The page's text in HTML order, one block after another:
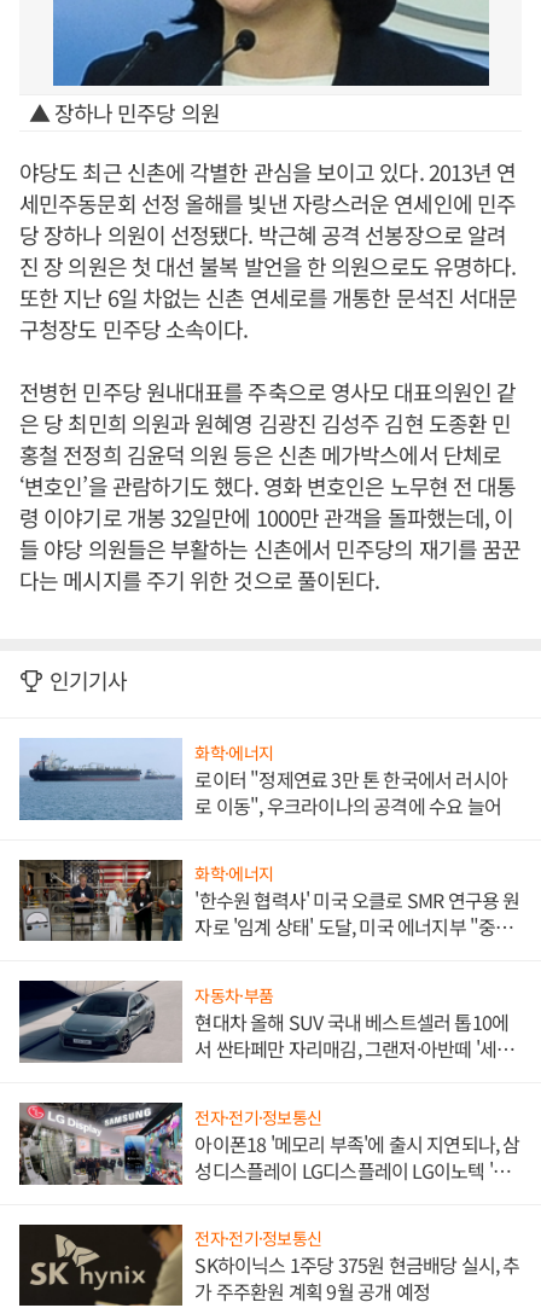
▲ 장하나 민주당 의원
야당도 최근 신촌에 각별한 관심을 보이고 있다. 2013년 연
세민주동문회 선정 올해를 빛낸 자랑스러운 연세인에 민주
당 장하나 의원이 선정됐다. 박근혜 공격 선봉장으로 알려
진 장 의원은 첫 대선 불복 발언을 한 의원으로도 유명하다.
또한 지난 6일 차없는 신촌 연세로를 개통한 문석진 서대문
구청장도 민주당 소속이다.
전병헌 민주당 원내대표를 주축으로 영사모 대표의원인 같
은 당 최민희 의원과 원혜영 김광진 김성주 김현 도종환 민
홍철 전정희 김윤덕 의원 등은 신촌 메가박스에서 단체로
‘변호인’을 관람하기도 했다. 영화 변호인은 노무현 전 대통
령 이야기로 개봉 32일만에 1000만 관객을 돌파했는데, 이
들 야당 의원들은 부활하는 신촌에서 민주당의 재기를 꿈꾼
다는 메시지를 주기 위한 것으로 풀이된다.
인기기사
화학·에너지
로이터 "정제연료 3만 톤 한국에서 러시아
로 이동", 우크라이나의 공격에 수요 늘어
화학·에너지
'한수원 협력사' 미국 오클로 SMR 연구용 원
자로 '임계 상태' 도달, 미국 에너지부 "중요
자동차·부품
현대차 올해 SUV 국내 베스트셀러 톱10에
서 싼타페만 자리매김, 그랜저·아반떼 '세단
전자·전기·정보통신
아이폰18 '메모리 부족'에 출시 지연되나, 삼
성디스플레이 LG디스플레이 LG이노텍 '탈
전자·전기·정보통신
SK하이닉스 1주당 375원 현금배당 실시, 추
가 주주환원 계획 9월 공개 예정